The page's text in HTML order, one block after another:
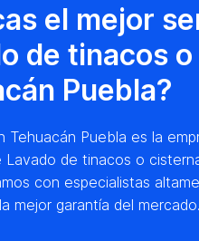
el mejor
de tinacos
Puebla?
Tehuacán Puebla es la
Lavado de tinacos o
con especialistas
mejor garantía del mercado.